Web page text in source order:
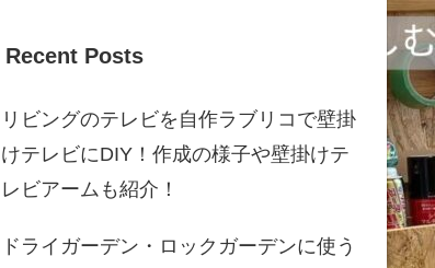
Recent Posts
リビングのテレビを自作ラブリコで壁掛
けテレビにDIY！作成の様子や壁掛けテ
レビアームも紹介！
ドライガーデン・ロックガーデンに使う